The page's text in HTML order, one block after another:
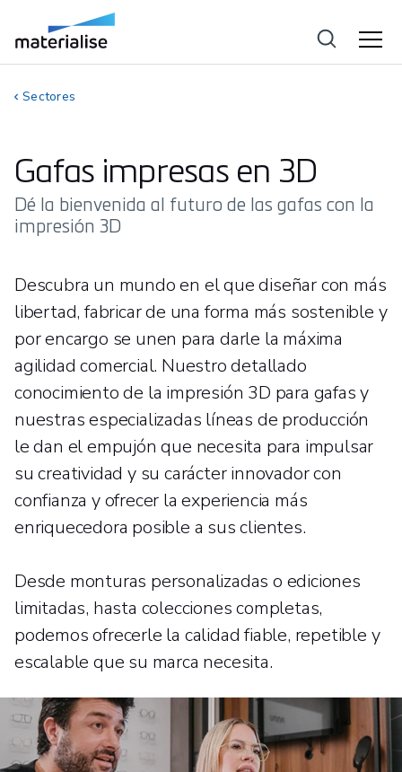
Sectores
Gafas impresas en 3D
Dé la bienvenida al futuro de las gafas con la
impresión 3D
Descubra un mundo en el que diseñar con más
libertad, fabricar de una forma más sostenible y
por encargo se unen para darle la máxima
agilidad comercial. Nuestro detallado
conocimiento de la impresión 3D para gafas y
nuestras especializadas líneas de producción
le dan el empujón que necesita para impulsar
su creatividad y su carácter innovador con
confianza y ofrecer la experiencia más
enriquecedora posible a sus clientes.
Desde monturas personalizadas o ediciones
limitadas, hasta colecciones completas,
podemos ofrecerle la calidad fiable, repetible y
escalable que su marca necesita.